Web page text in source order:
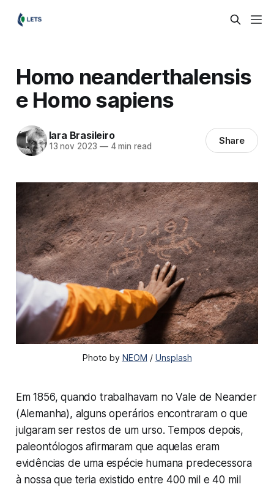
Homo neanderthalensis
e Homo sapiens
Iara Brasileiro
13 nov 2023 —4 min read Share
Photo by NEOM / Unsplash
Em 1856, quando trabalhavam no Vale de Neander
(Alemanha), alguns operários encontraram o que
julgaram ser restos de um urso. Tempos depois,
paleontólogos afirmaram que aquelas eram
evidências de uma espécie humana predecessora
à nossa que teria existido entre 400 mil e 40 mil